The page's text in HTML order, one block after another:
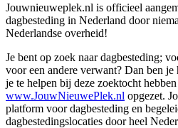
Jouwnieuweplek.nl is officieel
dagbesteding in Nederland door
Nederlandse overheid!
Je bent op zoek naar dagbesteding;
voor een andere verwant? Dan ben je
je te helpen bij deze zoektocht
www.JouwNieuwePlek.nl opgezet.
platform voor dagbesteding en
dagbestedingslocaties door heel